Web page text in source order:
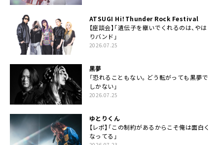
ATSUGI Hi！Thunder Rock Festival
【座談会】「遺伝子を継いでくれるのは、やは
りバンド」
2026.07.25
黒夢
「恐れることもない。どう転がっても黒夢で
しかない」
2026.07.25
ゆとりくん
【レポ】「この制約があるからこそ俺は面白く
なってる」